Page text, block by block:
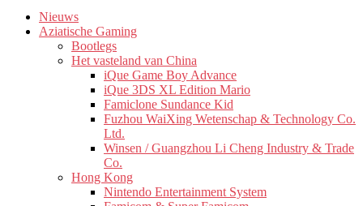
Nieuws
Aziatische Gaming
Bootlegs
Het vasteland van China
iQue Game Boy Advance
iQue 3DS XL Edition Mario
Famiclone Sundance Kid
Fuzhou WaiXing Wetenschap & Technology Co.
Ltd.
Winsen / Guangzhou Li Cheng Industry & Trade
Co.
Hong Kong
Nintendo Entertainment System